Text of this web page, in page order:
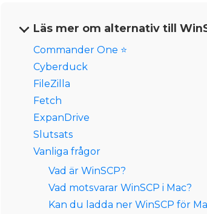
Läs mer om alternativ till
Commander One ⭐
Cyberduck
FileZilla
Fetch
ExpanDrive
Slutsats
Vanliga frågor
Vad är WinSCP?
Vad motsvarar WinSCP i Mac?
Kan du ladda ner WinSCP för